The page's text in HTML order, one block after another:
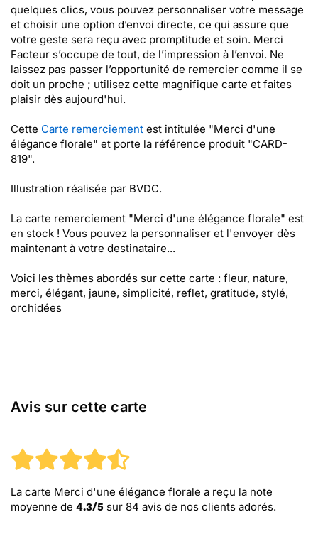
quelques clics, vous pouvez personnaliser votre message
et choisir une option d’envoi directe, ce qui assure que
votre geste sera reçu avec promptitude et soin. Merci
Facteur s’occupe de tout, de l’impression à l’envoi. Ne
laissez pas passer l’opportunité de remercier comme il se
doit un proche ; utilisez cette magnifique carte et faites
plaisir dès aujourd'hui.
Cette Carte remerciement est intitulée "Merci d'une
élégance florale" et porte la référence produit "CARD-
819".
Illustration réalisée par BVDC.
La carte remerciement "Merci d'une élégance florale" est
en stock ! Vous pouvez la personnaliser et l'envoyer dès
maintenant à votre destinataire...
Voici les thèmes abordés sur cette carte : fleur, nature,
merci, élégant, jaune, simplicité, reflet, gratitude, stylé,
orchidées
Avis sur cette carte
La carte Merci d'une élégance florale a reçu la note
moyenne de 4.3/5 sur 84 avis de nos clients adorés.